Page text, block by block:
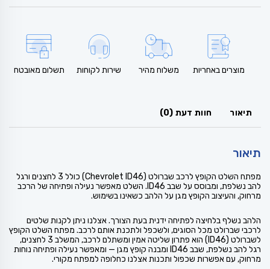
מוצרים באחריות משלוח מהיר שירות לקוחות תשלום מאובטח
תיאור חוות דעת (0)
תיאור
מפתח השלט הקופץ לרכב שברולט (Chevrolet ID46) כולל 3 לחצנים ורגל
להב נשלפת, ומבוסס על שבב ID46. השלט מאפשר נעילה ופתיחה של הרכב
מרחוק, והעיצוב הקופץ מגן על הלהב כשאינו בשימוש.
הלהב נשלף בלחיצה לפתיחה ידנית בעת הצורך. אצלנו ניתן לקנות שלטים
לרכבי שברולט מכל הסוגים, ולשכפל ולתכנת אותם לרכב. מפתח השלט הקופץ
לשברולט (ID46) הוא פתרון שליטה אמין ומשתלם לרכב, המשלב 3 לחצנים,
רגל להב נשלפת, שבב ID46 ומבנה קופץ מגן — ומאפשר נעילה ופתיחה נוחות
מרחוק, עם אפשרות שכפול ותכנות אצלנו כחלופה למפתח מקורי.